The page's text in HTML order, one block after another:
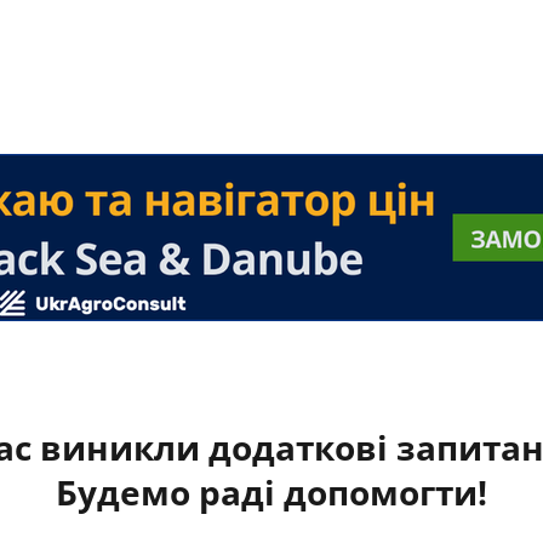
виникли додаткові
Будемо раді допомогти!